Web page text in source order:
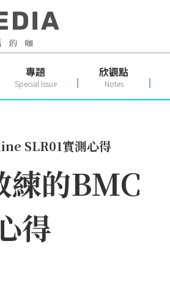
專題
Special Issue
欣觀點
Notes
SLR01實測心得
練的BMC
得